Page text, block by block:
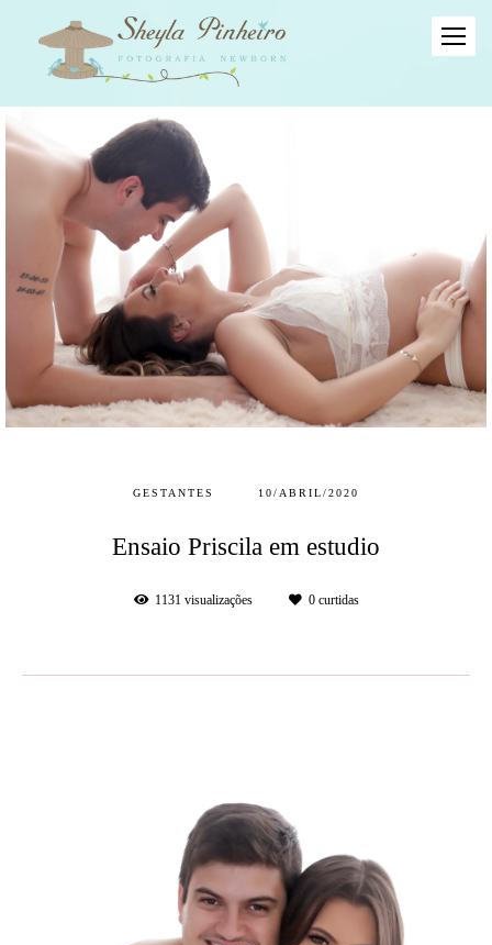
GESTANTES 10/ABRIL/2020
Ensaio Priscila em estudio
1131visualizações 0curtidas